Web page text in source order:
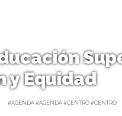
y Equidad
#AGENDA #AGENDA #CENTRO #CENTRO